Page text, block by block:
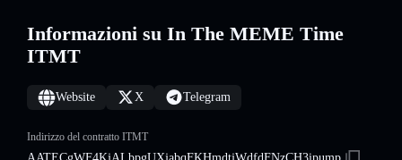
Informazioni su In The MEME Time
ITMT
Website X Telegram
Indirizzo del contratto ITMT